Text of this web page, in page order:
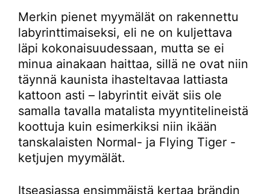
Merkin pienet myymälät on rakennettu
labyrinttimaiseksi, eli ne on kuljettava
läpi kokonaisuudessaan, mutta se ei
minua ainakaan haittaa, sillä ne ovat niin
täynnä kaunista ihasteltavaa lattiasta
kattoon asti – labyrintit eivät siis ole
samalla tavalla matalista myyntitelineistä
koottuja kuin esimerkiksi niin ikään
tanskalaisten Normal- ja Flying Tiger -
ketjujen myymälät.
Itseasiassa ensimmäistä kertaa brändin